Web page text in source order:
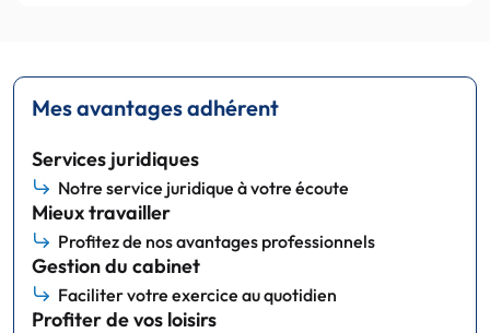
Mes avantages adhérent
Services juridiques
Notre service juridique à votre écoute
Mieux travailler
Profitez de nos avantages professionnels
Gestion du cabinet
Faciliter votre exercice au quotidien
Profiter de vos loisirs